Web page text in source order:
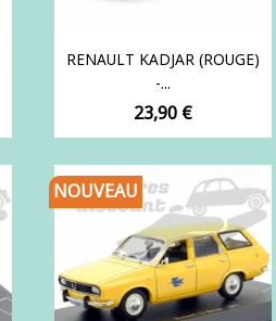
RENAULT KADJAR (ROUGE)
-...
Prix
23,90 €
NOUVEAU